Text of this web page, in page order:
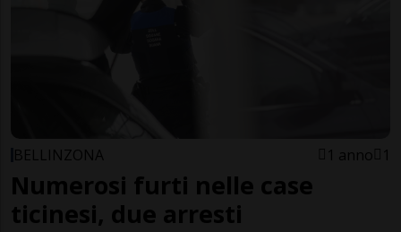
BELLINZONA 1 anno 1
Numerosi furti nelle case
ticinesi, due arresti